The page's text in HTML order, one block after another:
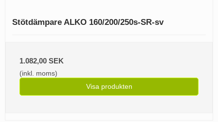
Stötdämpare ALKO 160/200/250s-SR-sv
1.082,00 SEK
(inkl. moms)
Visa produkten